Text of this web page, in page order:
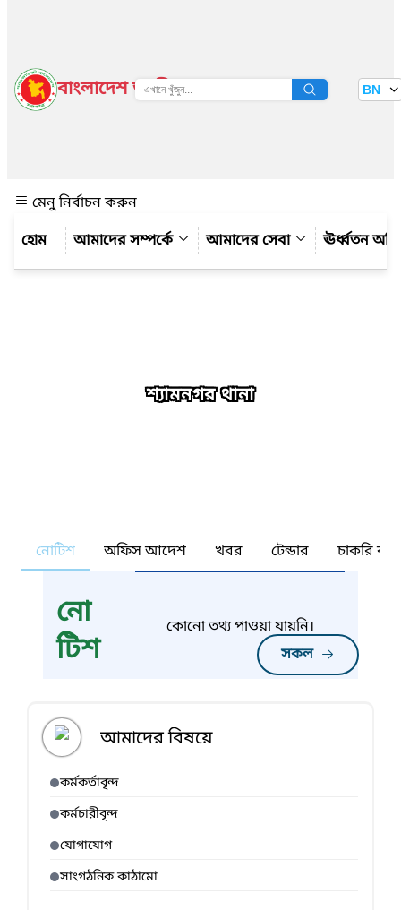
বাংলাদেশ জাতীয় তথ্য বাতায়ন BN
মেনু নির্বাচন করুন
আমাদের সম্পর্কে
আমাদের সেবা ঊর্ধ্বতন
শ্যামনগর থানা
নোটিশ অফিস আদেশ খবর টেন্ডার চাকরি
নো
টিশ
সকল
কোনো তথ্য পাওয়া যায়নি।
আমাদের বিষয়ে
কর্মকর্তাবৃন্দ
কর্মচারীবৃন্দ
যোগাযোগ
সাংগঠনিক কাঠামো